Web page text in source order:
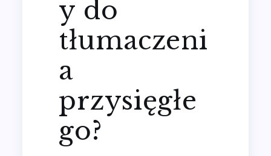
y do
tłumaczeni
a
przysięgłe
go?